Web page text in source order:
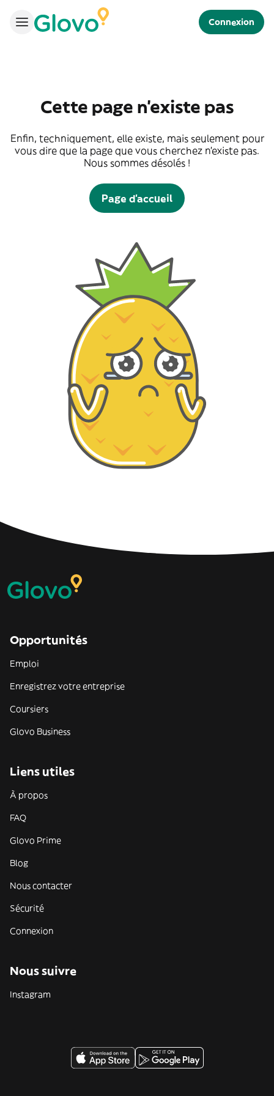
Connexion
Cette page n'existe pas
Enfin, techniquement, elle existe, mais seulement pour
vous dire que la page que vous cherchez n'existe pas.
Nous sommes désolés !
Page d'accueil
Opportunités
Emploi
Enregistrez votre entreprise
Coursiers
Glovo Business
Liens utiles
À propos
FAQ
Glovo Prime
Blog
Nous contacter
Sécurité
Connexion
Nous suivre
Instagram